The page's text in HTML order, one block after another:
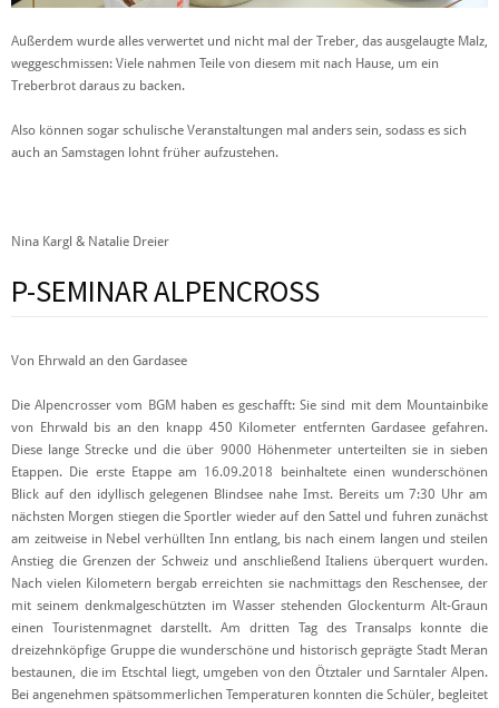
Außerdem wurde alles verwertet und nicht mal der Treber, das ausgelaugte Malz,
weggeschmissen: Viele nahmen Teile von diesem mit nach Hause, um ein
Treberbrot daraus zu backen.
Also können sogar schulische Veranstaltungen mal anders sein, sodass es sich
auch an Samstagen lohnt früher aufzustehen.
Nina Kargl & Natalie Dreier
P-SEMINAR ALPENCROSS
Von Ehrwald an den Gardasee
Die Alpencrosser vom BGM haben es geschafft: Sie sind mit dem Mountainbike
von Ehrwald bis an den knapp 450 Kilometer entfernten Gardasee gefahren.
Diese lange Strecke und die über 9000 Höhenmeter unterteilten sie in sieben
Etappen. Die erste Etappe am 16.09.2018 beinhaltete einen wunderschönen
Blick auf den idyllisch gelegenen Blindsee nahe Imst. Bereits um 7:30 Uhr am
nächsten Morgen stiegen die Sportler wieder auf den Sattel und fuhren zunächst
am zeitweise in Nebel verhüllten Inn entlang, bis nach einem langen und steilen
Anstieg die Grenzen der Schweiz und anschließend Italiens überquert wurden.
Nach vielen Kilometern bergab erreichten sie nachmittags den Reschensee, der
mit seinem denkmalgeschützten im Wasser stehenden Glockenturm Alt-Graun
einen Touristenmagnet darstellt. Am dritten Tag des Transalps konnte die
dreizehnköpfige Gruppe die wunderschöne und historisch geprägte Stadt Meran
bestaunen, die im Etschtal liegt, umgeben von den Ötztaler und Sarntaler Alpen.
Bei angenehmen spätsommerlichen Temperaturen konnten die Schüler, begleitet